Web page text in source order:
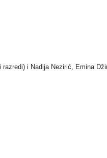
i Nadija Nezirić, Emina